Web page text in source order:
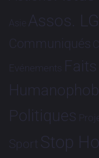
Asie Assos.
Communiqués
Evénements
Politiques
Sport Stop